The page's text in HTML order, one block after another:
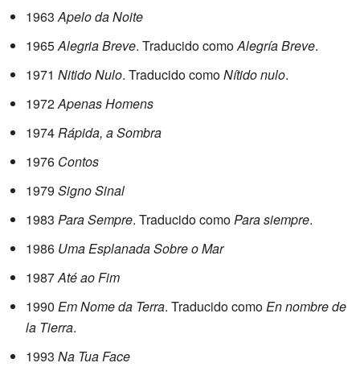
1963Apelo da Noite
1965Alegria Breve. Traducido comoAlegría Breve.
1971 Nitido Nulo. Traducido comoNítido nulo.
1972Apenas Homens
1974Rápida, a Sombra
1976 Contos
1979 Signo Sinal
1983 Para Sempre. Traducido comoPara siempre.
1986 Uma Esplanada Sobre o Mar
1987Até ao Fim
1990 Em Nome da Terra. Traducido comoEn nombre de
la Tierra.
1993 Na Tua Face